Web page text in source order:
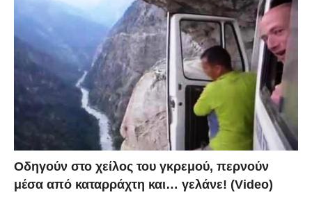
Οδηγούν στο χείλος του γκρεμού, περνούν
μέσα από καταρράχτη και… γελάνε! (Video)